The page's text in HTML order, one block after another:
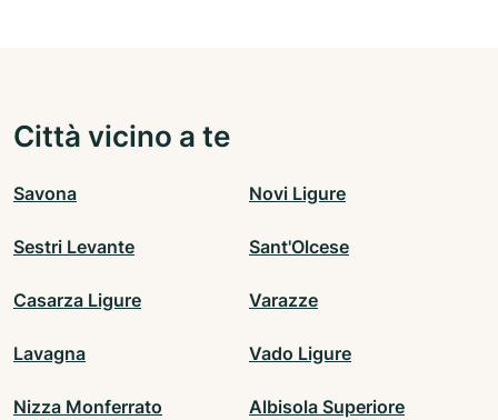
Città vicino a te
Savona Novi Ligure
Sestri Levante Sant'Olcese
Casarza Ligure Varazze
Lavagna Vado Ligure
Nizza Monferrato Albisola Superiore